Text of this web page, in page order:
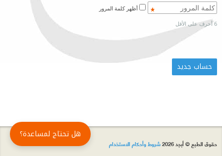
6 أحرف على الأقل
حقوق الطبع © أبجد 2026 شروط وأحكام الاستخدام
هل تحتاج لمساعدة؟